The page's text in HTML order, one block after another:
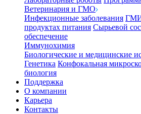
Ветеринария и ГМО
Инфекционные заболевания
продуктах питания Сырьевой
обеспечение
Иммунохимия
Биологические и медицинские
Генетика Конфокальная
биология
Поддержка
О компании
Карьера
Контакты